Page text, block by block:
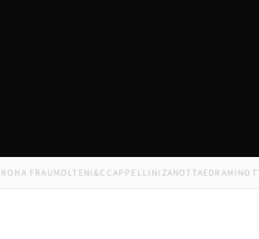
FRAUMOLTENI&CCAPPELLINI ZANOTTAEDRAMINOTTI